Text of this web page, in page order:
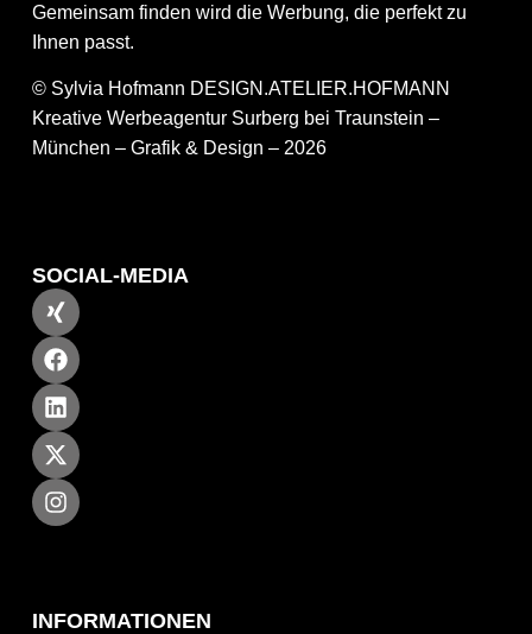
Gemeinsam finden wird die Werbung, die perfekt zu
Ihnen passt.
© Sylvia Hofmann DESIGN.ATELIER.HOFMANN
Kreative Werbeagentur Surberg bei Traunstein –
München – Grafik & Design – 2026
INFORMATIONEN
SOCIAL-MEDIA